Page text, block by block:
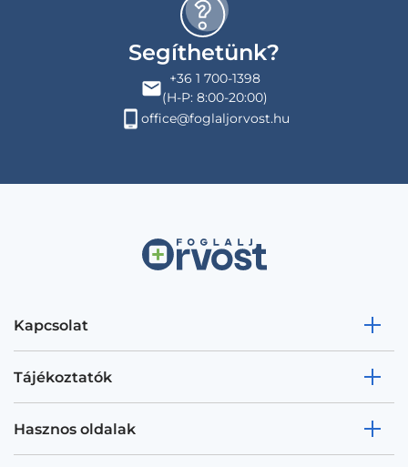
Segíthetünk?
+36 1 700-1398
(H-P: 8:00-20:00)
office@foglaljorvost.hu
Kapcsolat
Tájékoztatók
Hasznos oldalak